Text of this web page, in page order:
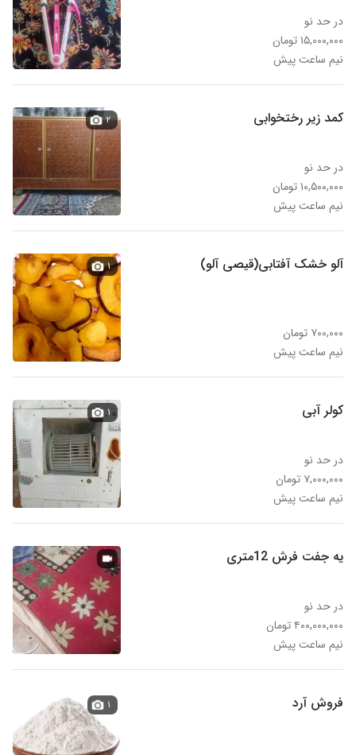
در حد نو
۱۵,۰۰۰,۰۰۰ تومان
نیم ساعت پیش
کمد زیر رختخوابی
در حد نو
۱۰,۵۰۰,۰۰۰ تومان
نیم ساعت پیش
۲
آلو خشک آفتابی(قیصی آلو)
۷۰۰,۰۰۰ تومان
نیم ساعت پیش
۱
کولر آبی
در حد نو
۷,۰۰۰,۰۰۰ تومان
نیم ساعت پیش
۱
یه جفت فرش 12متری
در حد نو
۴۰۰,۰۰۰,۰۰۰ تومان
نیم ساعت پیش
فروش آرد ۱